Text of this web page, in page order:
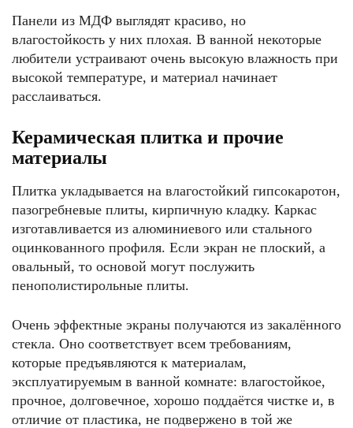
Панели из МДФ выглядят красиво, но
влагостойкость у них плохая. В ванной некоторые
любители устраивают очень высокую влажность при
высокой температуре, и материал начинает
расслаиваться.
Керамическая плитка и прочие
материалы
Плитка укладывается на влагостойкий гипсокаротон,
пазогребневые плиты, кирпичную кладку. Каркас
изготавливается из алюминиевого или стального
оцинкованного профиля. Если экран не плоский, а
овальный, то основой могут послужить
пенополистирольные плиты.
Очень эффектные экраны получаются из закалённого
стекла. Оно соответствует всем требованиям,
которые предъявляются к материалам,
эксплуатируемым в ванной комнате: влагостойкое,
прочное, долговечное, хорошо поддаётся чистке и, в
отличие от пластика, не подвержено в той же